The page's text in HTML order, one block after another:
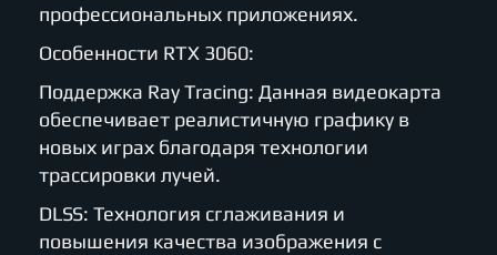
профессиональных приложениях.
Особенности RTX 3060:
Поддержка Ray Tracing: Данная видеокарта
обеспечивает реалистичную графику в
новых играх благодаря технологии
трассировки лучей.
DLSS: Технология сглаживания и
повышения качества изображения с